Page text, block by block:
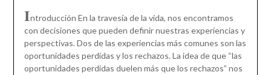
Introducción En la travesía de la vida, nos encontramos
con decisiones que pueden definir nuestras experiencias y
perspectivas. Dos de las experiencias más comunes son las
oportunidades perdidas y los rechazos. La idea de que “las
oportunidades perdidas duelen más que los rechazos” nos